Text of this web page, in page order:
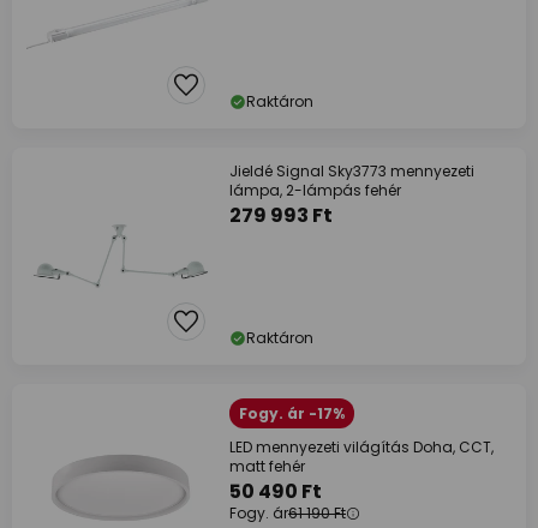
Raktáron
Jieldé Signal Sky3773 mennyezeti
lámpa, 2-lámpás fehér
279 993 Ft
Raktáron
Fogy. ár -17%
LED mennyezeti világítás Doha, CCT,
matt fehér
50 490 Ft
Fogy. ár61 190 Ft